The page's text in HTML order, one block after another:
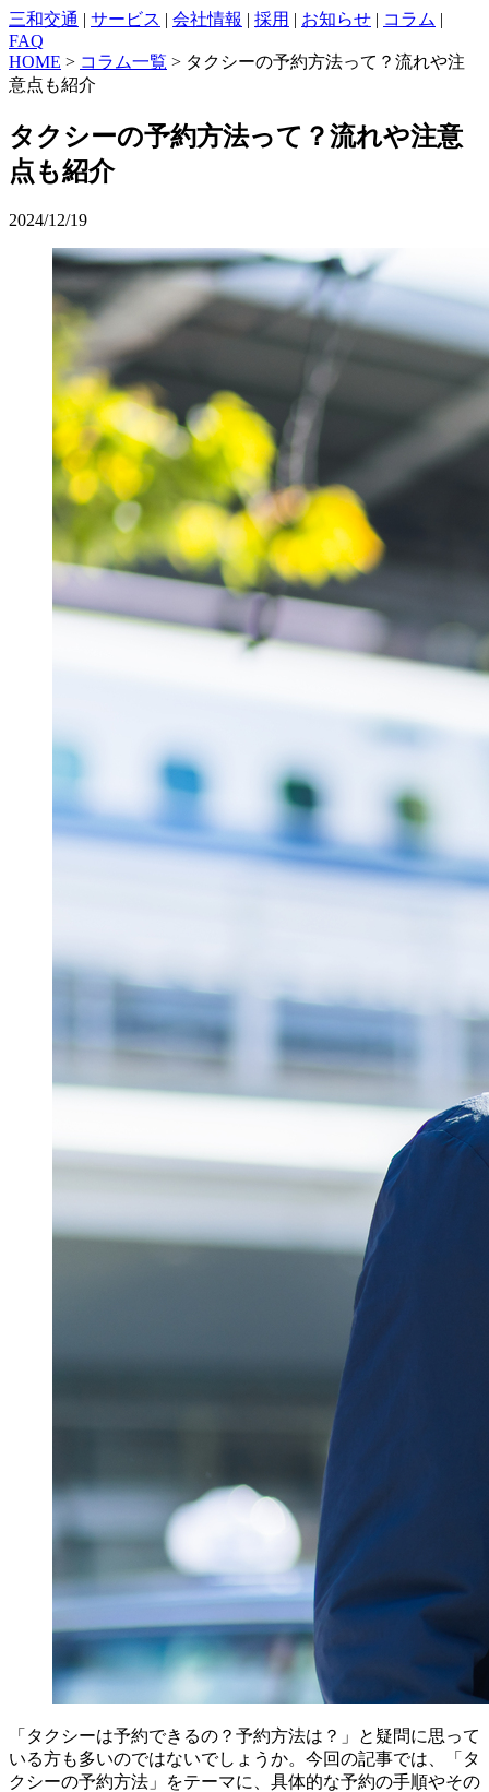
三和交通 | サービス | 会社情報 | 採用 | お知らせ | コラム |
FAQ
HOME > コラム一覧 > タクシーの予約方法って？流れや注
意点も紹介
タクシーの予約方法って？流れや注意
点も紹介
2024/12/19
「タクシーは予約できるの？予約方法は？」と疑問に思って
いる方も多いのではないでしょうか。今回の記事では、「タ
クシーの予約方法」をテーマに、具体的な予約の手順やその